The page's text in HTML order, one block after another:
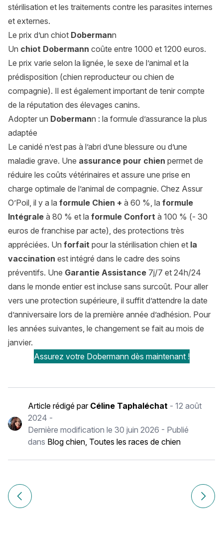
stérilisation et les traitements contre les parasites internes
et externes.
Le prix d’un chiot Dobermann
Un chiot Dobermann coûte entre 1000 et 1200 euros.
Le prix varie selon la lignée, le sexe de l’animal et la
prédisposition (chien reproducteur ou chien de
compagnie). Il est également important de tenir compte
de la réputation des élevages canins.
Adopter un Dobermann : la formule d’assurance la plus
adaptée
Le canidé n’est pas à l’abri d’une blessure ou d’une
maladie grave. Une assurance pour chien permet de
réduire les coûts vétérinaires et assure une prise en
charge optimale de l’animal de compagnie. Chez Assur
O’Poil, il y a la formule Chien + à 60 %, la formule
Intégrale à 80 % et la formule Confort à 100 % (- 30
euros de franchise par acte), des protections très
appréciées. Un forfait pour la stérilisation chien et la
vaccination est intégré dans le cadre des soins
préventifs. Une Garantie Assistance 7j/7 et 24h/24
dans le monde entier est incluse sans surcoût. Pour aller
vers une protection supérieure, il suffit d’attendre la date
d’anniversaire lors de la première année d’adhésion. Pour
les années suivantes, le changement se fait au mois de
janvier.
Assurez votre Dobermann dès maintenant !
Article rédigé par Céline Taphaléchat -12 août
2024 -
Dernière modification le30 juin 2026 - Publié
dans Blog chien, Toutes les races de chien
Navigation
de
Article précédent Gingivite chez le chat : soigner Article